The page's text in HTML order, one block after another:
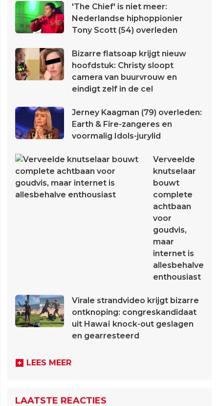
'The Chief' is niet meer:
Nederlandse hiphoppionier
Tony Scott (54) overleden
Bizarre flatsoap krijgt nieuw
hoofdstuk: Christy sloopt
camera van buurvrouw en
eindigt zelf in de cel
Jerney Kaagman (79) overleden:
Earth & Fire-zangeres en
voormalig Idols-jurylid
Verveelde
knutselaar
bouwt
complete
achtbaan
voor
goudvis,
maar
internet is
allesbehalve
enthousiast
Virale strandvideo krijgt bizarre
ontknoping: congreskandidaat
uit Hawaï knock-out geslagen
en gearresteerd
LEES MEER
LAATSTE REACTIES